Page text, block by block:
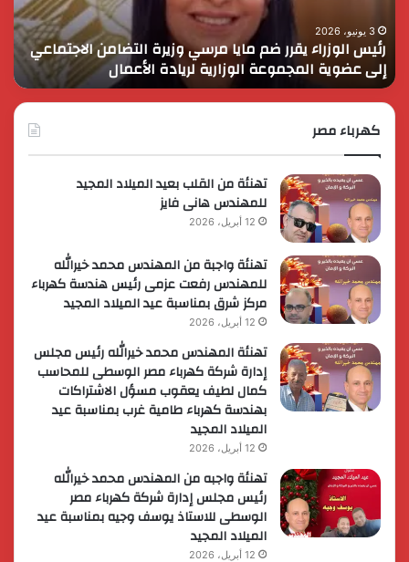
التنمية
وحماية
الأمن
القومي
3 يونيو، 2026
الرئيس السيسي يثمن دور القوات المسلحة في التنمية
وحماية الأمن القومي
كهرباء مصر
تهنئة من القلب بعيد الميلاد المجيد
للمهندس هانى فايز
12 أبريل، 2026
تهنئة واجبة من المهندس محمد خيرالله
للمهندس رفعت عزمى رئيس هندسة كهرباء
مركز شرق بمناسبة عيد الميلاد المجيد
12 أبريل، 2026
تهنئة المهندس محمد خيرالله رئيس مجلس
إدارة شركة كهرباء مصر الوسطى للمحاسب
كمال لطيف يعقوب مسؤل الاشتراكات
بهندسة كهرباء طامية غرب بمناسبة عيد
الميلاد المجيد
12 أبريل، 2026
تهنئة واجبه من المهندس محمد خيرالله
رئيس مجلس إدارة شركة كهرباء مصر
الوسطى للاستاذ يوسف وجيه بمناسبة عيد
الميلاد المجيد
12 أبريل، 2026